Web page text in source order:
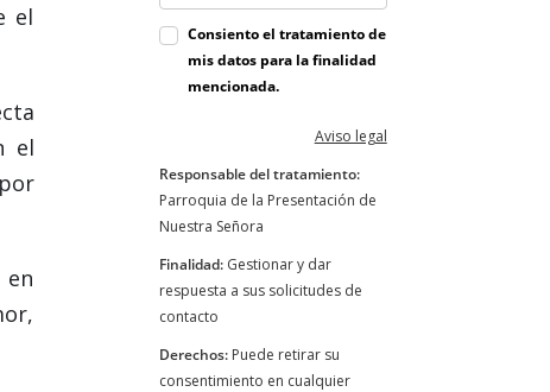
el
el
en
Consiento el tratamiento de
mis datos para la finalidad
mencionada.
Aviso legal
Responsable del tratamiento:
Parroquia de la Presentación de
Nuestra Señora
Finalidad:Gestionar y dar
respuesta a sus solicitudes de
contacto
Derechos:Puede retirar su
consentimiento en cualquier